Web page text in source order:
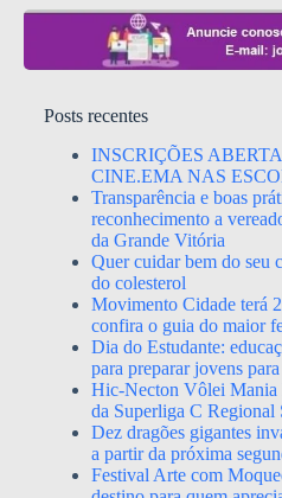
Posts recentes
INSCRIÇÕES
CINE.EMA NAS
Transparência e boas
reconhecimento a
da Grande Vitória
Quer cuidar bem do seu
do colesterol
Movimento Cidade terá
confira o guia do maior
Dia do Estudante:
para preparar jovens
Hic-Necton Vôlei Mania
da Superliga C Regional
Dez dragões gigantes
a partir da próxima
Festival Arte com